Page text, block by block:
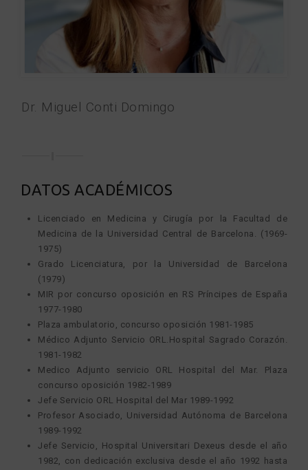
Dr. Miguel Conti Domingo
DATOS ACADÉMICOS
Licenciado en Medicina y Cirugía por la Facultad de
Medicina de la Universidad Central de Barcelona. (1969-
1975)
Grado Licenciatura, por la Universidad de Barcelona
(1979)
MIR por concurso oposición en RS Príncipes de España
1977-1980
Plaza ambulatorio, concurso oposición 1981-1985
Médico Adjunto Servicio ORL.Hospital Sagrado Corazón.
1981-1982
Medico Adjunto servicio ORL Hospital del Mar. Plaza
concurso oposición 1982-1989
Jefe Servicio ORL Hospital del Mar 1989-1992
Profesor Asociado, Universidad Autónoma de Barcelona
1989-1992
Jefe Servicio, Hospital Universitari Dexeus desde el año
1982, con dedicación exclusiva desde el año 1992 hasta